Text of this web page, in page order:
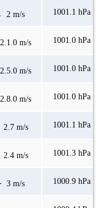
2 m/s 1001.1 hPa
2.1.0 m/s 1001.0 hPa
2.5.0 m/s 1001.0 hPa
2.8.0 m/s 1001.0 hPa
2.7 m/s 1001.1 hPa
2.4 m/s 1001.3 hPa
3 m/s 1000.9 hPa